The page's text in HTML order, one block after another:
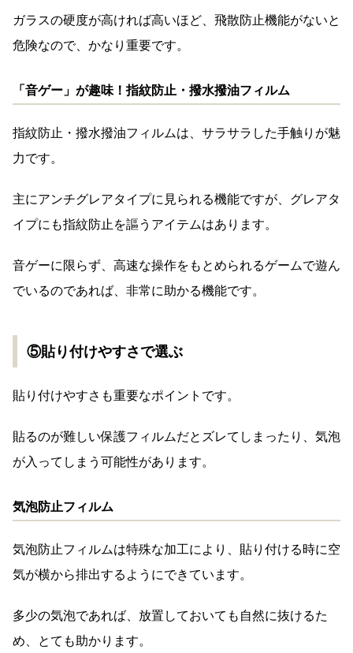
ガラスの硬度が高ければ高いほど、飛散防止機能がないと
危険なので、かなり重要です。
「音ゲー」が趣味！指紋防止・撥水撥油フィルム
指紋防止・撥水撥油フィルムは、サラサラした手触りが魅
力です。
主にアンチグレアタイプに見られる機能ですが、グレアタ
イプにも指紋防止を謳うアイテムはあります。
音ゲーに限らず、高速な操作をもとめられるゲームで遊ん
でいるのであれば、非常に助かる機能です。
⑤貼り付けやすさで選ぶ
貼り付けやすさも重要なポイントです。
貼るのが難しい保護フィルムだとズレてしまったり、気泡
が入ってしまう可能性があります。
気泡防止フィルム
気泡防止フィルムは特殊な加工により、貼り付ける時に空
気が横から排出するようにできています。
多少の気泡であれば、放置しておいても自然に抜けるた
め、とても助かります。